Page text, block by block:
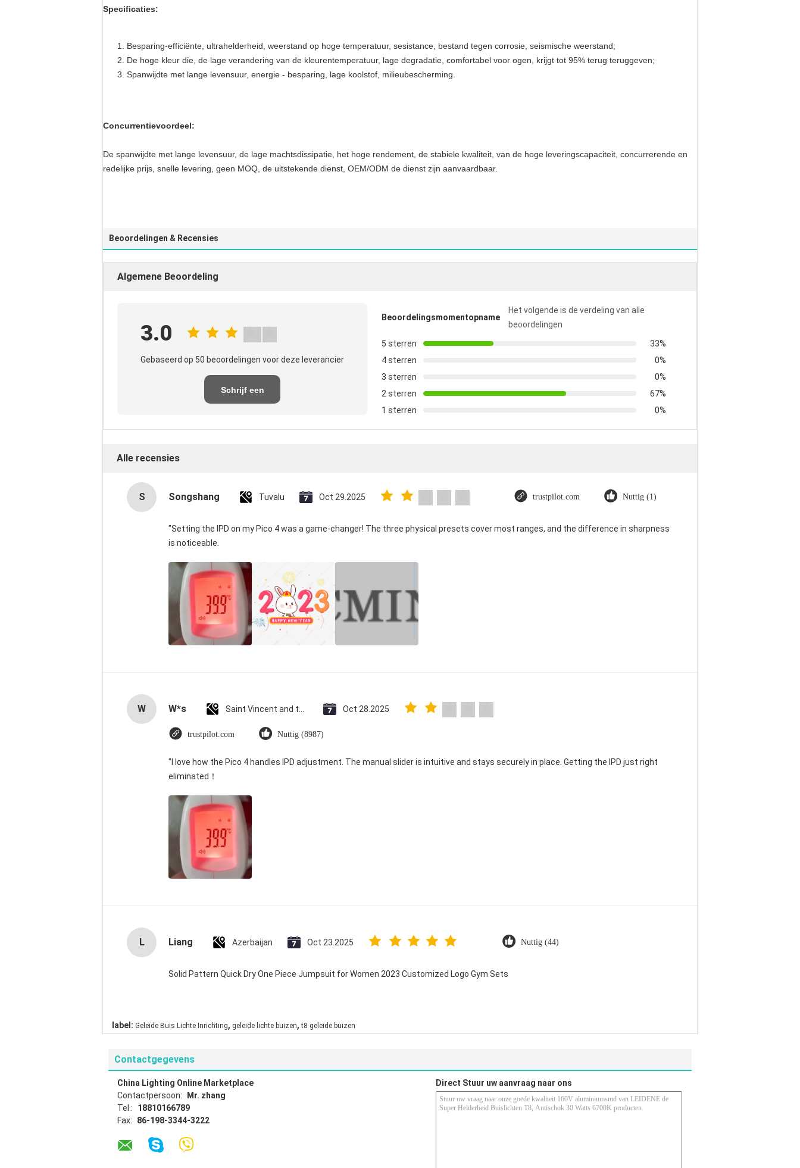
Specificaties:
Besparing-efficiënte, ultrahelderheid, weerstand op hoge temperatuur, sesistance, bestand tegen corrosie, seismische weerstand;
De hoge kleur die, de lage verandering van de kleurentemperatuur, lage degradatie, comfortabel voor ogen, krijgt tot 95% terug teruggeven;
Spanwijdte met lange levensuur, energie - besparing, lage koolstof, milieubescherming.
Concurrentievoordeel:
De spanwijdte met lange levensuur, de lage machtsdissipatie, het hoge rendement, de stabiele kwaliteit, van de hoge leveringscapaciteit, concurrerende en
redelijke prijs, snelle levering, geen MOQ, de uitstekende dienst, OEM/ODM de dienst zijn aanvaardbaar.
Beoordelingen & Recensies
Algemene Beoordeling
3.0
Gebaseerd op 50 beoordelingen voor deze leverancier
Schrijf een
Beoordelingsmomentopname
Het volgende is de verdeling van alle
beoordelingen
5 sterren
33%
4 sterren
0%
3 sterren
0%
2 sterren
67%
1 sterren
0%
Alle recensies
S Songshang Tuvalu Oct 29.2025 trustpilot.com Nuttig (1)
"Setting the IPD on my Pico 4 was a game-changer! The three physical presets cover most ranges, and the difference in sharpness
is noticeable.
W W*s Oct 28.2025
trustpilot.com Nuttig (8987)
"I love how the Pico 4 handles IPD adjustment. The manual slider is intuitive and stays securely in place. Getting the IPD just right
eliminated！
L Liang Azerbaijan Oct 23.2025 Nuttig (44)
Solid Pattern Quick Dry One Piece Jumpsuit for Women 2023 Customized Logo Gym Sets
label: Geleide Buis Lichte Inrichting, geleide lichte buizen, t8 geleide buizen
Contactgegevens
China Lighting Online Marketplace
Contactpersoon:
Mr. zhang
Tel.:
18810166789
Fax:
86-198-3344-3222
Direct Stuur uw aanvraag naar ons